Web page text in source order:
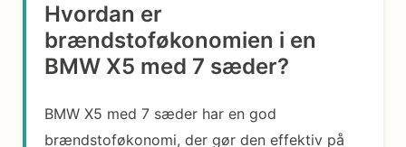
Hvordan er
brændstoføkonomien i en
BMW X5 med 7 sæder?
BMW X5 med 7 sæder har en god
brændstoføkonomi, der gør den effektiv på